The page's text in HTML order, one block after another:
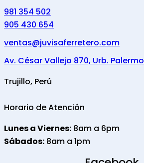
981 354 502
905 430 654
ventas@juvisaferretero.com
Av. César Vallejo 870, Urb. Palermo
Trujillo, Perú
Horario de Atención
Lunes a Viernes: 8am a 6pm
Sábados: 8am a 1pm